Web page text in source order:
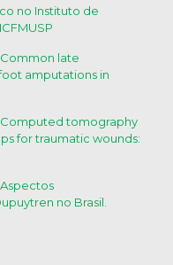
no Instituto de
late
amputations in
tomography
for traumatic wounds:
no Brasil.